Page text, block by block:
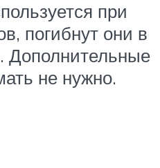
при
погибнут они в
Дополнительные
не нужно.